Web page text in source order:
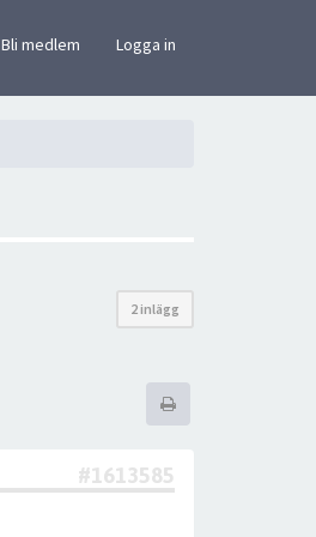
Bli medlem Logga in
2 inlägg
#1613585